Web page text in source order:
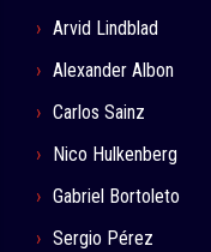
Arvid Lindblad
Alexander Albon
Carlos Sainz
Nico Hulkenberg
Gabriel Bortoleto
Sergio Pérez